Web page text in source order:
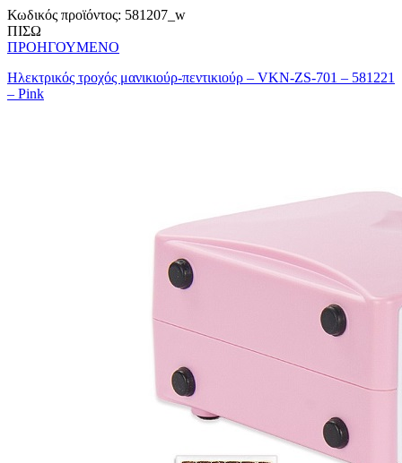
Κωδικός προϊόντος: 581207_w
ΠΙΣΩ
ΠΡΟΗΓΟΥΜΕΝΟ
Ηλεκτρικός τροχός μανικιούρ-πεντικιούρ – VKN-ZS-701 – 581221
– Pink